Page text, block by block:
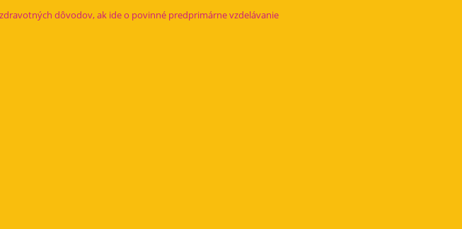
dôvodov, ak ide o povinné predprimárne vzdelávanie